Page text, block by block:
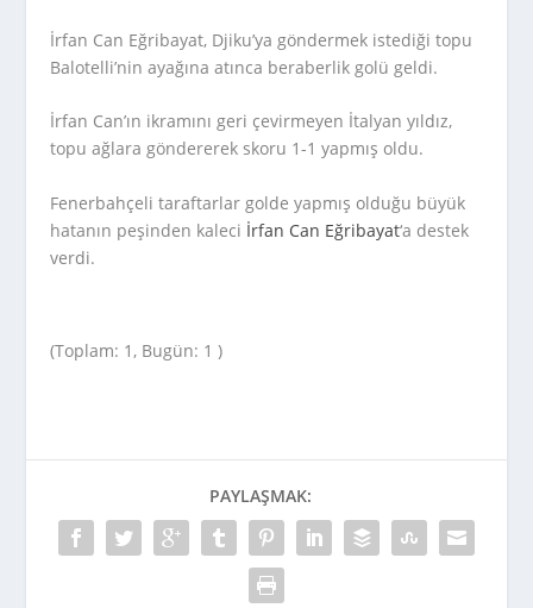
İrfan Can Eğribayat, Djiku’ya göndermek istediği topu
Balotelli’nin ayağına atınca beraberlik golü geldi.
İrfan Can’ın ikramını geri çevirmeyen İtalyan yıldız,
topu ağlara göndererek skoru 1-1 yapmış oldu.
Fenerbahçeli taraftarlar golde yapmış olduğu büyük
hatanın peşinden kaleci İrfan Can Eğribayat‘a destek
verdi.
(Toplam: 1, Bugün: 1 )
PAYLAŞMAK: